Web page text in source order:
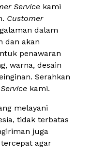
Service kami
Customer
dalam
dan akan
penawaran
warna, desain
Serahkan
kami.
melayani
tidak terbatas
juga
agar